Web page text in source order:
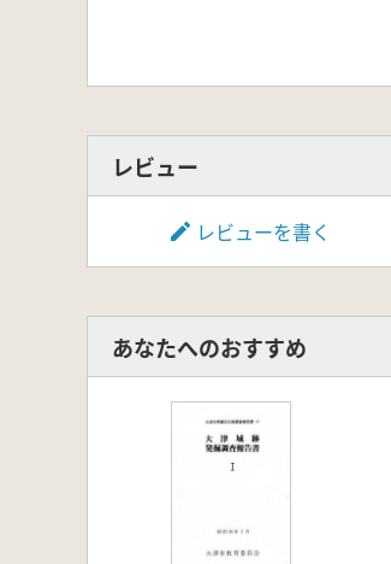
レビュー
レビューを書く
あなたへのおすすめ